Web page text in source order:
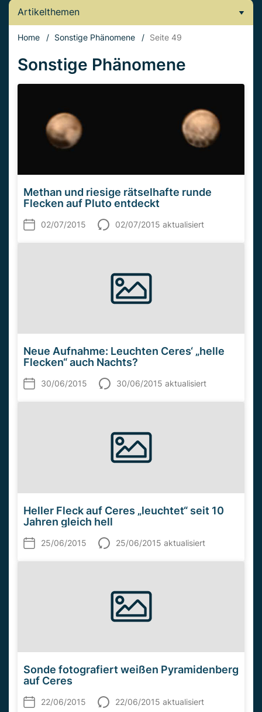
Artikelthemen
Home / Sonstige Phänomene / Seite 49
Sonstige Phänomene
Methan und riesige rätselhafte runde
Flecken auf Pluto entdeckt
02/07/2015 02/07/2015 aktualisiert
Neue Aufnahme: Leuchten Ceres‘ „helle
Flecken“ auch Nachts?
30/06/2015 30/06/2015 aktualisiert
Heller Fleck auf Ceres „leuchtet“ seit 10
Jahren gleich hell
25/06/2015 25/06/2015 aktualisiert
Sonde fotografiert weißen Pyramidenberg
auf Ceres
22/06/2015 22/06/2015 aktualisiert